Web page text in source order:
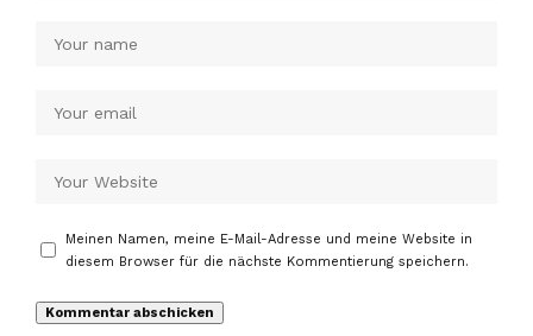
Meinen Namen, meine E-Mail-Adresse und meine Website in
diesem Browser für die nächste Kommentierung speichern.